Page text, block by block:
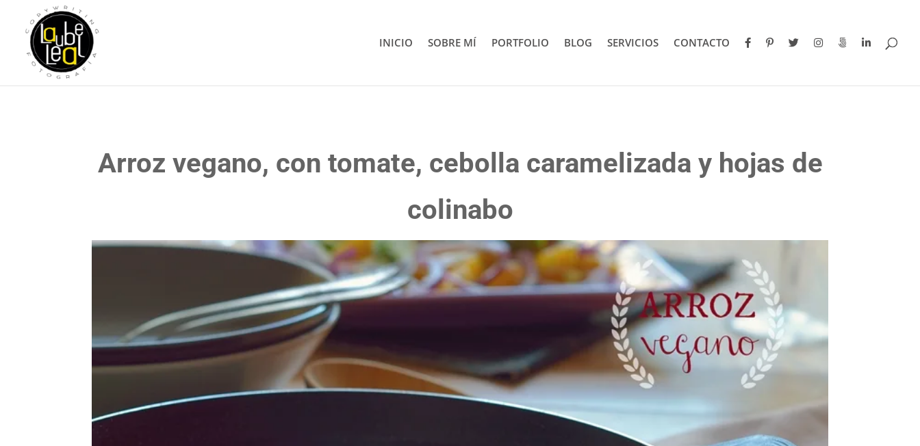
INICIO SOBRE MÍ PORTFOLIO BLOG SERVICIOS CONTACTO
Arroz vegano, con tomate, cebolla caramelizada y hojas de
colinabo